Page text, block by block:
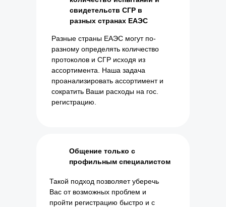
свидетельств СГР в
разных странах ЕАЭС
Разные страны ЕАЭС могут по-
разному определять количество
протоколов и СГР исходя из
ассортимента. Наша задача
проанализировать ассортимент и
сократить Ваши расходы на гос.
регистрацию.
Общение только с
профильным специалистом
Такой подход позволяет уберечь
Вас от возможных проблем и
пройти регистрацию быстро и с